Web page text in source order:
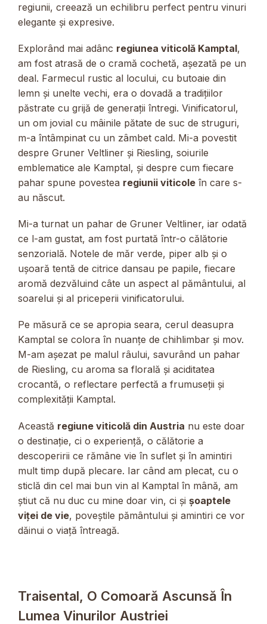
regiunii, creează un echilibru perfect pentru vinuri
elegante și expresive.
Explorând mai adânc regiunea viticolă Kamptal,
am fost atrasă de o cramă cochetă, așezată pe un
deal. Farmecul rustic al locului, cu butoaie din
lemn și unelte vechi, era o dovadă a tradițiilor
păstrate cu grijă de generații întregi. Vinificatorul,
un om jovial cu mâinile pătate de suc de struguri,
m-a întâmpinat cu un zâmbet cald. Mi-a povestit
despre Gruner Veltliner și Riesling, soiurile
emblematice ale Kamptal, și despre cum fiecare
pahar spune povestea regiunii viticole în care s-
au născut.
Mi-a turnat un pahar de Gruner Veltliner, iar odată
ce l-am gustat, am fost purtată într-o călătorie
senzorială. Notele de măr verde, piper alb și o
ușoară tentă de citrice dansau pe papile, fiecare
aromă dezvăluind câte un aspect al pământului, al
soarelui și al priceperii vinificatorului.
Pe măsură ce se apropia seara, cerul deasupra
Kamptal se colora în nuanțe de chihlimbar și mov.
M-am așezat pe malul râului, savurând un pahar
de Riesling, cu aroma sa florală și aciditatea
crocantă, o reflectare perfectă a frumuseții și
complexității Kamptal.
Această regiune viticolă din Austria nu este doar
o destinație, ci o experiență, o călătorie a
descoperirii ce rămâne vie în suflet și în amintiri
mult timp după plecare. Iar când am plecat, cu o
sticlă din cel mai bun vin al Kamptal în mână, am
știut că nu duc cu mine doar vin, ci și șoaptele
viței de vie, poveștile pământului și amintiri ce vor
dăinui o viață întreagă.
Traisental, O Comoară Ascunsă În
Lumea Vinurilor Austriei